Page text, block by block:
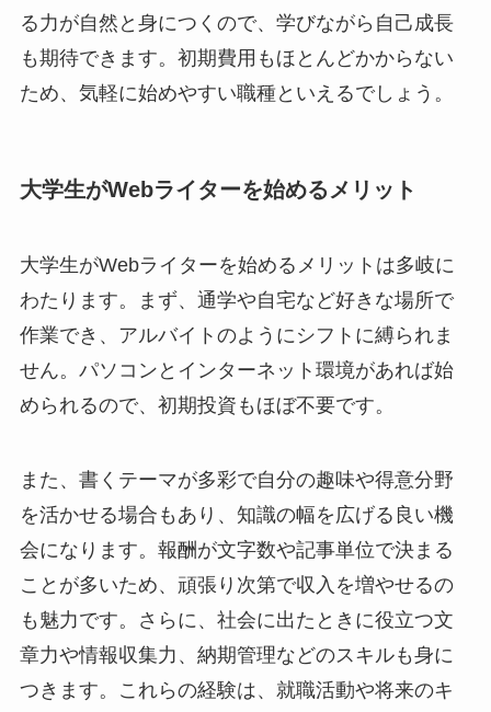
る力が自然と身につくので、学びながら自己成長
も期待できます。初期費用もほとんどかからない
ため、気軽に始めやすい職種といえるでしょう。
大学生がWebライターを始めるメリット
大学生がWebライターを始めるメリットは多岐に
わたります。まず、通学や自宅など好きな場所で
作業でき、アルバイトのようにシフトに縛られま
せん。パソコンとインターネット環境があれば始
められるので、初期投資もほぼ不要です。
また、書くテーマが多彩で自分の趣味や得意分野
を活かせる場合もあり、知識の幅を広げる良い機
会になります。報酬が文字数や記事単位で決まる
ことが多いため、頑張り次第で収入を増やせるの
も魅力です。さらに、社会に出たときに役立つ文
章力や情報収集力、納期管理などのスキルも身に
つきます。これらの経験は、就職活動や将来のキ